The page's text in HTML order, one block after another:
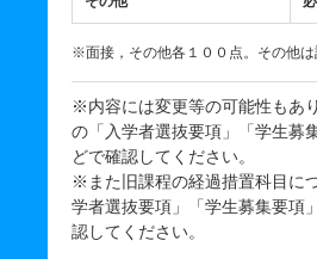
※面接，その他各１００点。その他は
※内容には変更等の可能性もあ
の「入学者選抜要項」「学生募
どで確認してください。
※また旧課程の経過措置科目に
学者選抜要項」「学生募集要項
認してください。